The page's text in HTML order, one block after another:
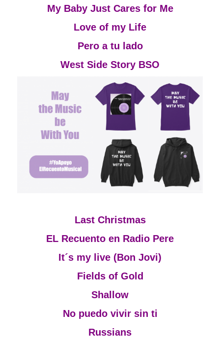
My Baby Just Cares for Me
Love of my Life
Pero a tu lado
West Side Story BSO
Last Christmas
EL Recuento en Radio Pere
It´s my live (Bon Jovi)
Fields of Gold
Shallow
No puedo vivir sin ti
Russians